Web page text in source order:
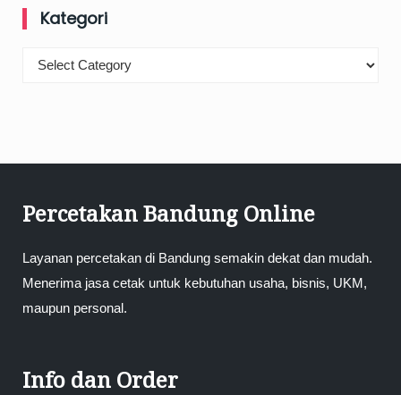
Kategori
Kategori
Percetakan Bandung Online
Layanan percetakan di Bandung semakin dekat dan mudah.
Menerima jasa cetak untuk kebutuhan usaha, bisnis, UKM,
maupun personal.
Info dan Order